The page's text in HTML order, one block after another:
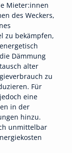
Mieter:innen
des Weckers,
zu bekämpfen,
Dämmung
alter
zu
Für
eine
in der
hinzu.
unmittelbar